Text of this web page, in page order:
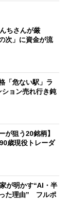
ちさんが厳
次」に資金が流
「危ない駅」ラ
ョン売れ行き鈍
が狙う20銘柄】
歳現役トレーダ
が明かす“AI・半
た理由” フルポ